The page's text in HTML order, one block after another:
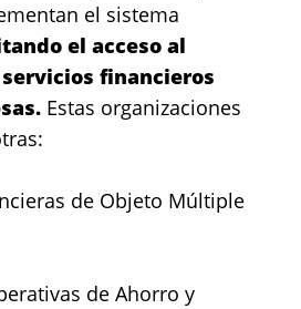
el sistema
el acceso al
financieros
Estas organizaciones
de Objeto Múltiple
de Ahorro y